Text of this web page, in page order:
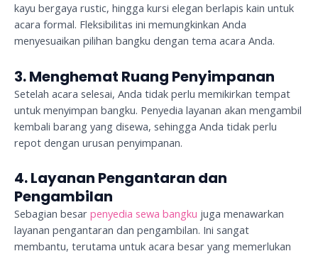
kayu bergaya rustic, hingga kursi elegan berlapis kain untuk
acara formal. Fleksibilitas ini memungkinkan Anda
menyesuaikan pilihan bangku dengan tema acara Anda.
3. Menghemat Ruang Penyimpanan
Setelah acara selesai, Anda tidak perlu memikirkan tempat
untuk menyimpan bangku. Penyedia layanan akan mengambil
kembali barang yang disewa, sehingga Anda tidak perlu
repot dengan urusan penyimpanan.
4. Layanan Pengantaran dan
Pengambilan
Sebagian besar penyedia sewa bangku juga menawarkan
layanan pengantaran dan pengambilan. Ini sangat
membantu, terutama untuk acara besar yang memerlukan